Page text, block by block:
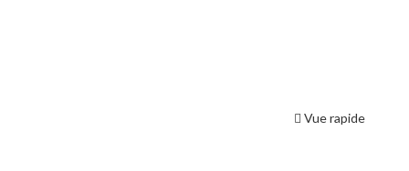
Vue rapide